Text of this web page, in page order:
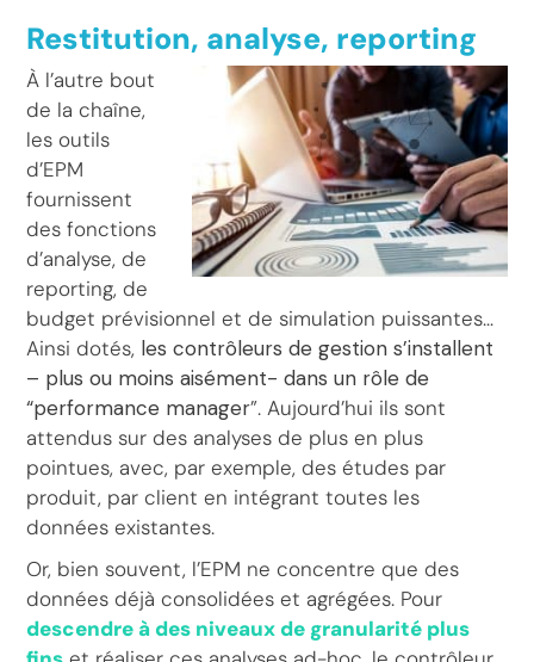
Restitution, analyse, reporting
À l’autre bout
de la chaîne,
les outils
d’EPM
fournissent
des fonctions
d’analyse, de
reporting, de
budget prévisionnel et de simulation puissantes…
Ainsi dotés, les contrôleurs de gestion s’installent
– plus ou moins aisément- dans un rôle de
“performance manager”. Aujourd’hui ils sont
attendus sur des analyses de plus en plus
pointues, avec, par exemple, des études par
produit, par client en intégrant toutes les
données existantes.
Or, bien souvent, l’EPM ne concentre que des
données déjà consolidées et agrégées. Pour
descendre à des niveaux de granularité plus